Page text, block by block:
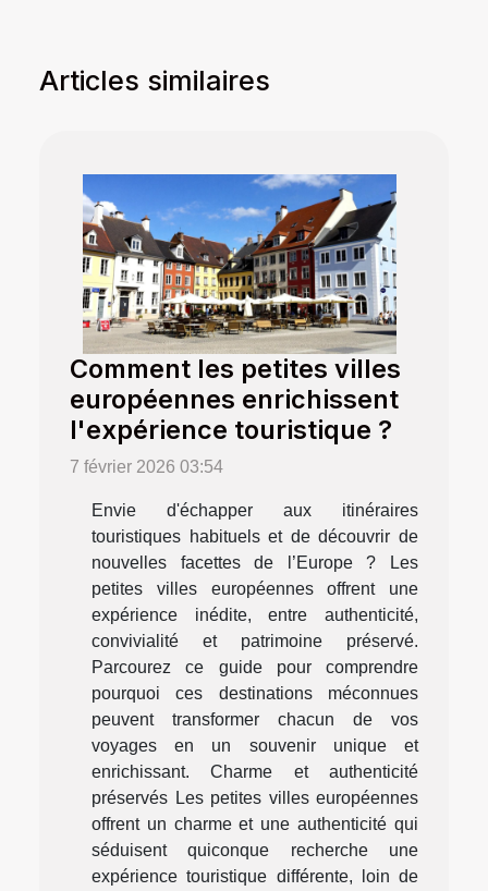
Articles similaires
Comment les petites villes
européennes enrichissent
l'expérience touristique ?
7 février 2026 03:54
Envie d'échapper aux itinéraires
touristiques habituels et de découvrir de
nouvelles facettes de l’Europe ? Les
petites villes européennes offrent une
expérience inédite, entre authenticité,
convivialité et patrimoine préservé.
Parcourez ce guide pour comprendre
pourquoi ces destinations méconnues
peuvent transformer chacun de vos
voyages en un souvenir unique et
enrichissant. Charme et authenticité
préservés Les petites villes européennes
offrent un charme et une authenticité qui
séduisent quiconque recherche une
expérience touristique différente, loin de